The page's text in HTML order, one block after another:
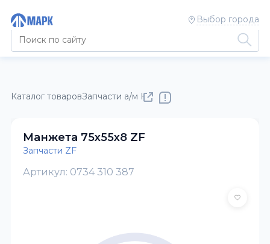
Выбор города
Каталог товаровЗапчасти а/м КАМАЗ
Манжета 75x55x8 ZF
Запчасти ZF
Артикул: 0734 310 387